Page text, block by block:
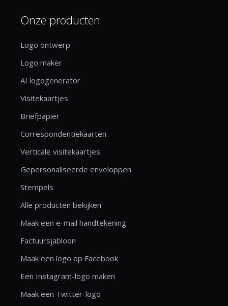
Onze producten
Logo ontwerp
Logo maker
AI logogenerator
Visitekaartjes
Briefpapier
Correspondentiekaarten
Verticale visitekaartjes
Gepersonaliseerde enveloppen
Stempels
Alle producten bekijken
Maak een e-mail handtekening
Factuursjabloon
Maak een logo op Facebook
Een Instagram-logo maken
Maak een Twitter-logo